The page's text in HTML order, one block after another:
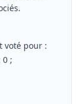
voté pour :
0 ;